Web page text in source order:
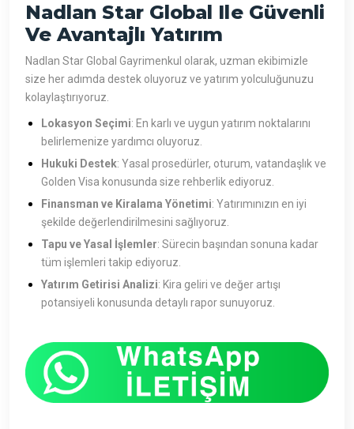
Nadlan Star Global Ile Güvenli
Ve Avantajlı Yatırım
Nadlan Star Global Gayrimenkul olarak, uzman ekibimizle
size her adımda destek oluyoruz ve yatırım yolculuğunuzu
kolaylaştırıyoruz.
Lokasyon Seçimi: En karlı ve uygun yatırım noktalarını
belirlemenize yardımcı oluyoruz.
Hukuki Destek: Yasal prosedürler, oturum, vatandaşlık ve
Golden Visa konusunda size rehberlik ediyoruz.
Finansman ve Kiralama Yönetimi: Yatırımınızın en iyi
şekilde değerlendirilmesini sağlıyoruz.
Tapu ve Yasal İşlemler: Sürecin başından sonuna kadar
tüm işlemleri takip ediyoruz.
Yatırım Getirisi Analizi: Kira geliri ve değer artışı
potansiyeli konusunda detaylı rapor sunuyoruz.